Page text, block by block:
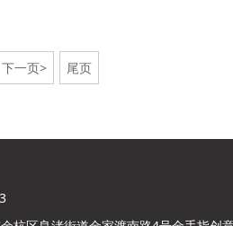
下一页> 尾页